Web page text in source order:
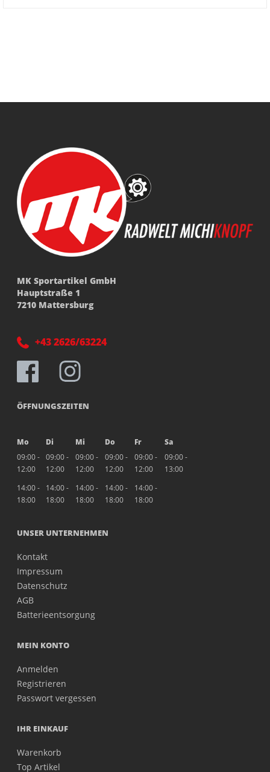
MK Sportartikel GmbH
Hauptstraße 1
7210 Mattersburg
+43 2626/63224
ÖFFNUNGSZEITEN
Mo Di Mi Do Fr
Sa
09:00 -
12:00
09:00 -
12:00
09:00 -
12:00
09:00 -
12:00
09:00 -
12:00
09:00 -
13:00
14:00 -
18:00
14:00 -
18:00
14:00 -
18:00
14:00 -
18:00
14:00 -
18:00
UNSER UNTERNEHMEN
Kontakt
Impressum
Datenschutz
AGB
Batterieentsorgung
MEIN KONTO
Anmelden
Registrieren
Passwort vergessen
IHR EINKAUF
Warenkorb
Top Artikel